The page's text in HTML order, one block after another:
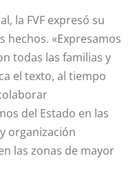
la FVF expresó su
«Expresamos
todas las familias y
el texto, al tiempo
del Estado en las
organización
las zonas de mayor